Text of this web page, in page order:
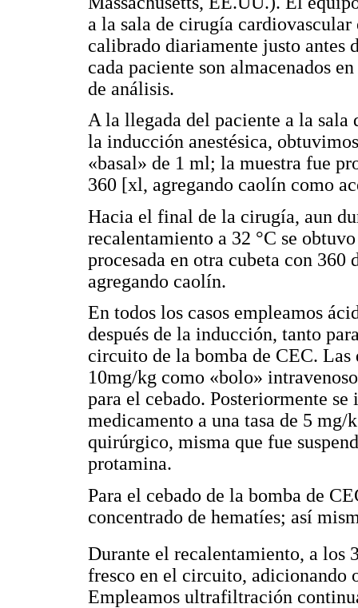
a la sala de cirugía
calibrado diariamente justo antes
cada paciente son almacenados
de análisis.
A la llegada del paciente a la sala
la inducción anestésica,
«basal» de 1 ml; la muestra fue
360 [xl, agregando caolín como
Hacia el final de la cirugía, aun
recalentamiento a 32 °C se
procesada en otra cubeta con 360
agregando caolín.
En todos los casos empleamos
después de la inducción, tanto
circuito de la bomba de CEC.
10mg/kg como «bolo»
para el cebado. Posteriormente
medicamento a una tasa de 5
quirúrgico, misma que fue
protamina.
Para el cebado de la bomba de
concentrado de hematíes; así
Durante el recalentamiento, a los
fresco en el circuito, adicionando
Empleamos ultrafiltración